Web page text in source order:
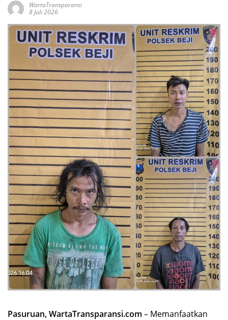
WartaTransparansi
8 Juli 2026
Pasuruan, WartaTransparansi.com – Memanfaatkan